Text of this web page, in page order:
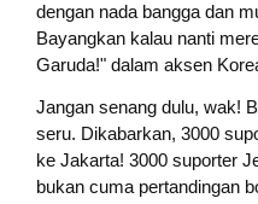
dengan nada bangga dan
Bayangkan kalau nanti
Garuda!" dalam aksen
Jangan senang dulu, wak!
seru. Dikabarkan, 3000
ke Jakarta! 3000 suporter
bukan cuma pertandingan